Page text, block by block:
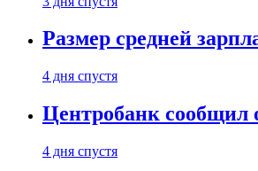
Размер средней
4 дня спустя
Центробанк сообщил
4 дня спустя